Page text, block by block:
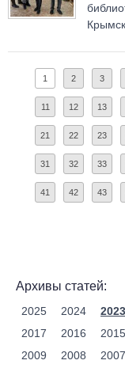
1 2 3
11 12 13
21 22 23
31 32 33
41 42 43
Архивы статей:
2025 2024 2023
2017
2016 2015
2009
2008 2007